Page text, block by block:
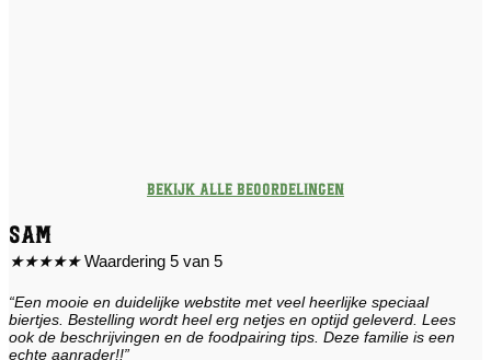
Bekijk alle beoordelingen
Sam
★★★★★ Waardering 5 van 5
“Een mooie en duidelijke webstite met veel heerlijke speciaal
biertjes. Bestelling wordt heel erg netjes en optijd geleverd. Lees
ook de beschrijvingen en de foodpairing tips. Deze familie is een
echte aanrader!!”